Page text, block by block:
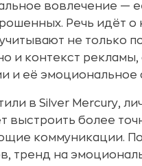
вовлечение —
Речь идёт о
не только
и контекст
и её эмоциональное
в Silver Mercury,
выстроить более
коммуникации.
тренд на